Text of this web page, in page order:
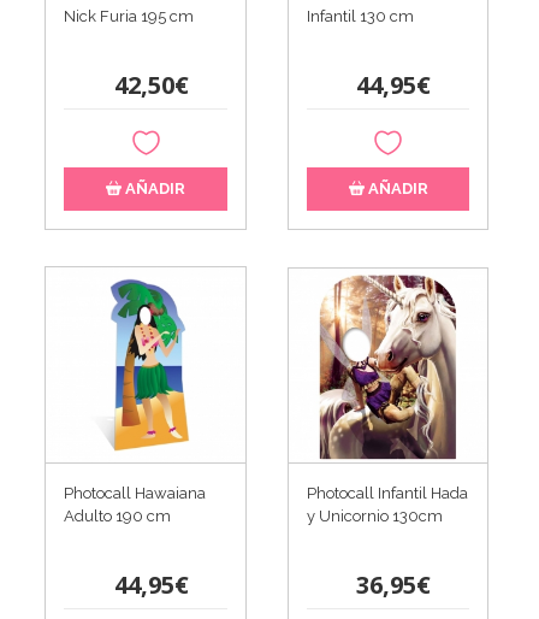
Nick Furia 195 cm
42,50€
AÑADIR
Infantil 130 cm
44,95€
AÑADIR
Photocall Hawaiana
Adulto 190 cm
44,95€
Photocall Infantil Hada
y Unicornio 130cm
36,95€